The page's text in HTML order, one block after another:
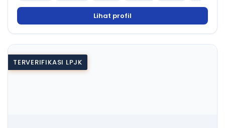
Lihat profil
TERVERIFIKASI LPJK